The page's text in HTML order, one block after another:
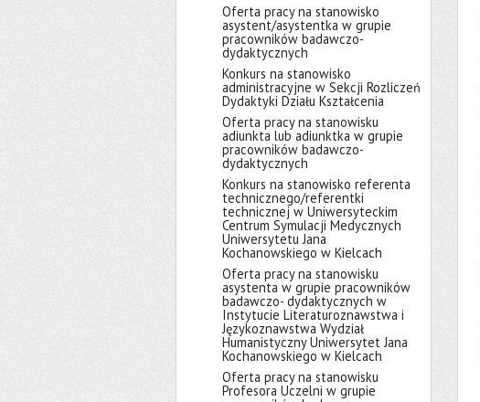
Oferta pracy na stanowisko
asystent/asystentka w grupie
pracowników badawczo-
dydaktycznych
Konkurs na stanowisko
administracyjne w Sekcji Rozliczeń
Dydaktyki Działu Kształcenia
Oferta pracy na stanowisku
adiunkta lub adiunktka w grupie
pracowników badawczo-
dydaktycznych
Konkurs na stanowisko referenta
technicznego/referentki
technicznej w Uniwersyteckim
Centrum Symulacji Medycznych
Uniwersytetu Jana
Kochanowskiego w Kielcach
Oferta pracy na stanowisku
asystenta w grupie pracowników
badawczo- dydaktycznych w
Instytucie Literaturoznawstwa i
Językoznawstwa Wydział
Humanistyczny Uniwersytet Jana
Kochanowskiego w Kielcach
Oferta pracy na stanowisku
Profesora Uczelni w grupie